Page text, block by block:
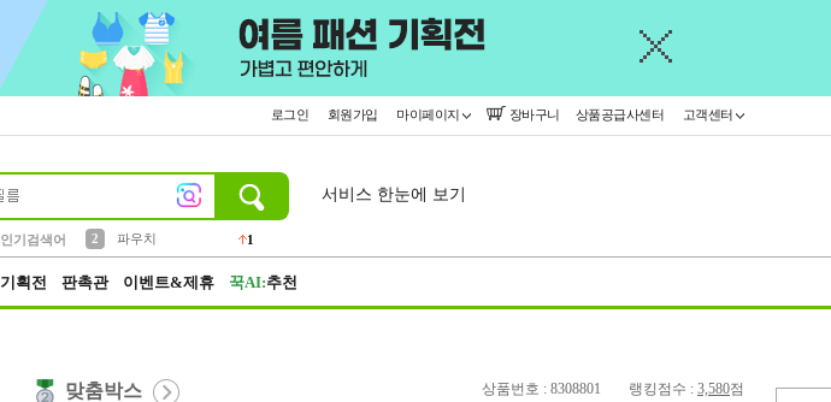
로그인 회원가입 마이페이지 장바구니 상품공급사센터 고객센터
인기검색어
2
파우치
1
서비스 한눈에 보기
기획전 판촉관 이벤트&제휴 꾹AI:추천
상품번호 : 8308801 랭킹점수 : 3,580점
맞춤박스